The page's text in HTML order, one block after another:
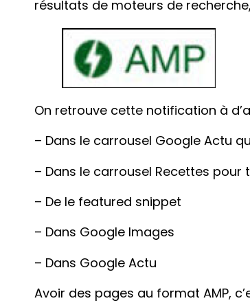
résultats de moteurs de
On retrouve cette notification à
– Dans le carrousel Google Actu
– Dans le carrousel Recettes
– De le featured snippet
– Dans Google Images
– Dans Google Actu
Avoir des pages au format AMP,